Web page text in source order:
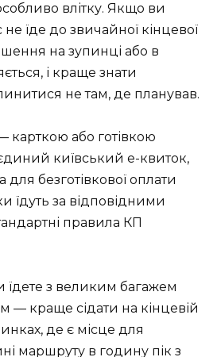
влітку. Якщо ви
їде до звичайної кінцевої
на зупинці або в
і краще знати
не там, де планував.
карткою або готівкою
єдиний київський е-квиток,
для безготівкової оплати
їдуть за відповідними
правила КП
їдете з великим багажем
— краще сідати на кінцевій
де є місце для
маршруту в годину пік з